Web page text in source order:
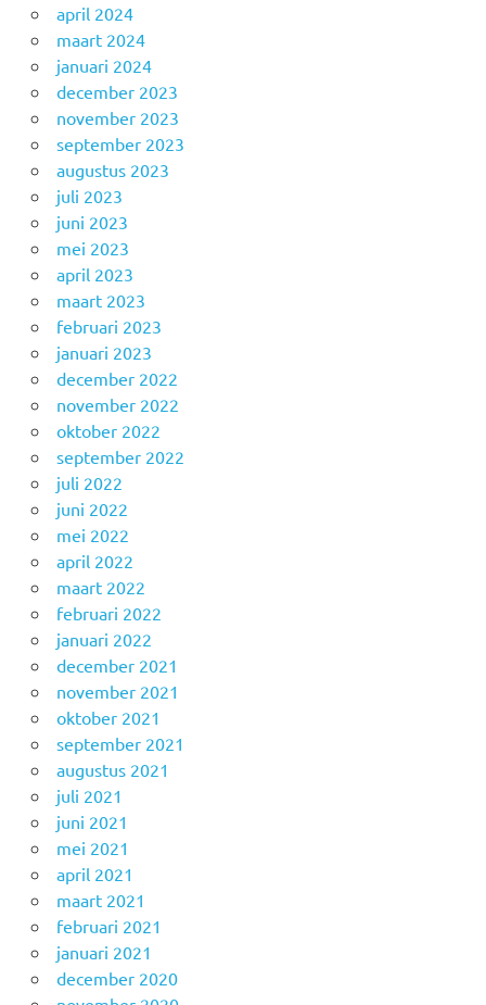
april 2024
maart 2024
januari 2024
december 2023
november 2023
september 2023
augustus 2023
juli 2023
juni 2023
mei 2023
april 2023
maart 2023
februari 2023
januari 2023
december 2022
november 2022
oktober 2022
september 2022
juli 2022
juni 2022
mei 2022
april 2022
maart 2022
februari 2022
januari 2022
december 2021
november 2021
oktober 2021
september 2021
augustus 2021
juli 2021
juni 2021
mei 2021
april 2021
maart 2021
februari 2021
januari 2021
december 2020